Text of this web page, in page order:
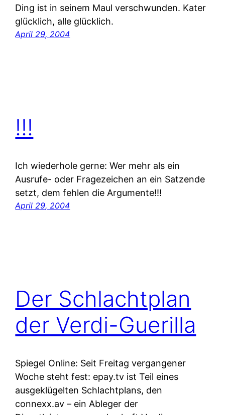
Ding ist in seinem Maul verschwunden. Kater
glücklich, alle glücklich.
April 29, 2004
!!!
Ich wiederhole gerne: Wer mehr als ein
Ausrufe- oder Fragezeichen an ein Satzende
setzt, dem fehlen die Argumente!!!
April 29, 2004
Der Schlachtplan
der Verdi-Guerilla
Spiegel Online: Seit Freitag vergangener
Woche steht fest: epay.tv ist Teil eines
ausgeklügelten Schlachtplans, den
connexx.av – ein Ableger der